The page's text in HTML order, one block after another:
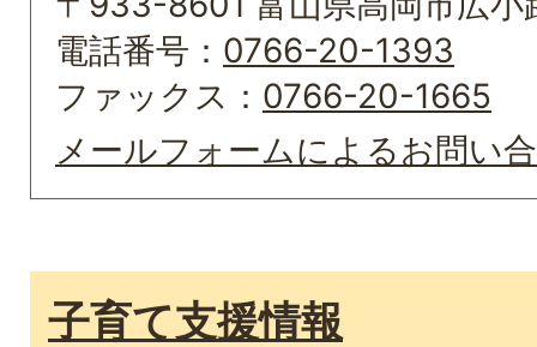
電話番号： 0766-20-1393
ファックス： 0766-20-1665
メールフォームによるお問い
子育て支援情報